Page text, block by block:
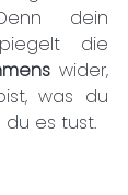
dein
wider,
was du
es tust.